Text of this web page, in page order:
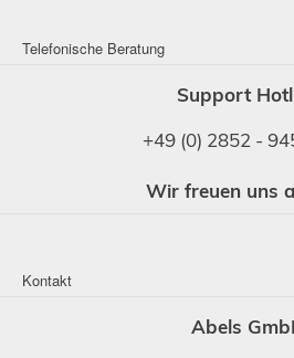
Telefonische Beratung
Support
+49 (0) 2852 -
Wir freuen uns
Kontakt
Abels